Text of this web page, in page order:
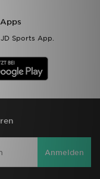
Sports App.
Anmelden